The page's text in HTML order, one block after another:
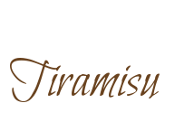
Tiramisu